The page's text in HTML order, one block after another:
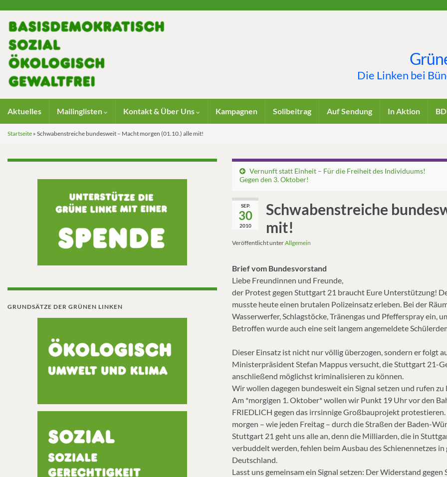
Die Linken bei
Aktuelles Mailinglisten Kontakt & Über Uns Kampagnen Solibeitrag Auf Sendung In Aktion
Startseite » Schwabenstreiche bundesweit – Macht morgen (01.10.) alle mit!
Vernunft statt Einheit – Für die Freiheit des Individuums!
Gegen den 3. Oktober!
SEP.
30
2010
Schwabenstreiche
mit!
Veröffentlicht unterAllgemein
Brief vom Bundesvorstand
Liebe Freundinnen und Freunde,
der Protest gegen Stuttgart 21 braucht Eure Unterstützung!
musste heute einen brutalen Polizeinsatz erleben. Bei der
Wasserwerfer, Schlagstöcke, Tränengas und Pfefferspray ein,
Betroffen wurde auch eine seit langem angemeldete
Dieser Einsatz ist nicht nur völlig überzogen, sondern er folgt
Ministerpräsident Stefan Mappus versucht, die Stuttgart 21-
anschließend möglichst kriminalisieren zu können.
Wir wollen dagegen bundesweit ein Signal setzen und rufen
Am *morgigen 1. Oktober* wollen wir Punkt 19 Uhr vor den
FRIEDLICH gegen das irrsinnige Großbauprojekt
morgen – wie jeden Freitag – durch die Straßen der Baden-
Stuttgart 21 geht uns alle an, denn die Milliarden, die in
verbuddelt werden, fehlen beim Ausbau des Schienennetzes in
Deutschland.
Lasst uns gemeinsam ein Signal setzen: Der Widerstand
GRUNDSÄTZE DER GRÜNEN LINKEN